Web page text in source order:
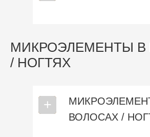
МИКРОЭЛЕМЕНТЫ В
/ НОГТЯХ
ВОЛОСАХ /
⎯
+